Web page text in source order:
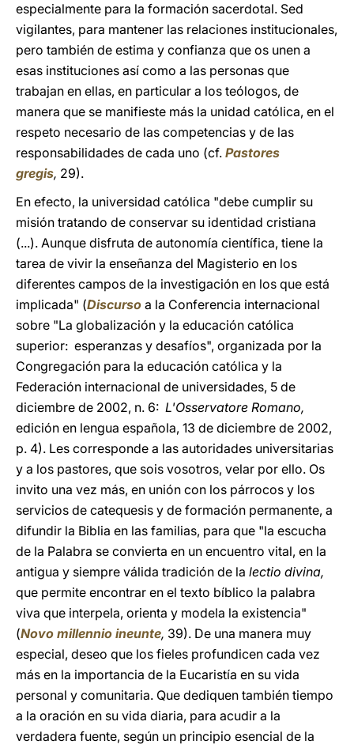
especialmente para la formación sacerdotal. Sed
vigilantes, para mantener las relaciones institucionales,
pero también de estima y confianza que os unen a
esas instituciones así como a las personas que
trabajan en ellas, en particular a los teólogos, de
manera que se manifieste más la unidad católica, en el
respeto necesario de las competencias y de las
responsabilidades de cada uno (cf. Pastores
gregis, 29).
En efecto, la universidad católica "debe cumplir su
misión tratando de conservar su identidad cristiana
(...). Aunque disfruta de autonomía científica, tiene la
tarea de vivir la enseñanza del Magisterio en los
diferentes campos de la investigación en los que está
implicada" (Discurso a la Conferencia internacional
sobre "La globalización y la educación católica
superior: esperanzas y desafíos", organizada por la
Congregación para la educación católica y la
Federación internacional de universidades, 5 de
diciembre de 2002, n. 6: L'Osservatore Romano,
edición en lengua española, 13 de diciembre de 2002,
p. 4). Les corresponde a las autoridades universitarias
y a los pastores, que sois vosotros, velar por ello. Os
invito una vez más, en unión con los párrocos y los
servicios de catequesis y de formación permanente, a
difundir la Biblia en las familias, para que "la escucha
de la Palabra se convierta en un encuentro vital, en la
antigua y siempre válida tradición de la lectio divina,
que permite encontrar en el texto bíblico la palabra
viva que interpela, orienta y modela la existencia"
(Novo millennio ineunte, 39). De una manera muy
especial, deseo que los fieles profundicen cada vez
más en la importancia de la Eucaristía en su vida
personal y comunitaria. Que dediquen también tiempo
a la oración en su vida diaria, para acudir a la
verdadera fuente, según un principio esencial de la